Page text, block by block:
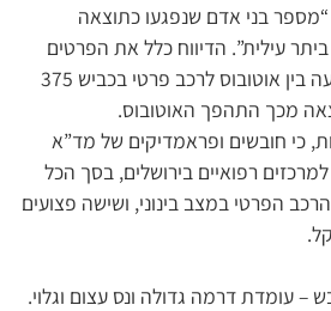
בני אדם שנפגעו כתוצאה
עילית”. הדיווח כלל את הפרטים
הטכניים על תאונה שאירעה בין אוטובוס לרכב פרטי בכביש 375
מכך התהפך האוטובוס.
כי חובשים ופראמדיקים של מד”א
למרכזים רפואיים בירושלים, בסך הכל
הפרטי במצב בינוני, ושישה פצועים
– עומדת דרמה גדולה ונס עצום וגלוי.